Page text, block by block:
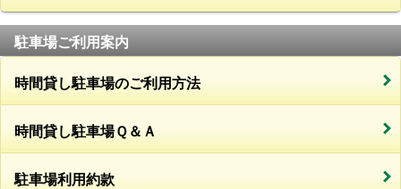
駐車場ご利用案内
時間貸し駐車場のご利用方法
時間貸し駐車場Ｑ＆Ａ
駐車場利用約款